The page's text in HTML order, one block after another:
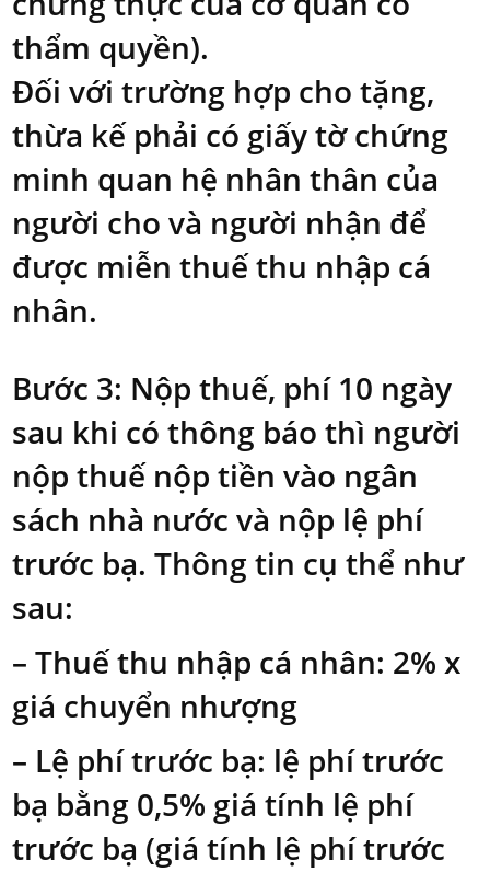
thẩm quyền).
Đối với trường hợp cho tặng,
thừa kế phải có giấy tờ chứng
minh quan hệ nhân thân của
người cho và người nhận để
được miễn thuế thu nhập cá
nhân.
Bước 3: Nộp thuế, phí 10 ngày
sau khi có thông báo thì người
nộp thuế nộp tiền vào ngân
sách nhà nước và nộp lệ phí
trước bạ. Thông tin cụ thể như
sau:
– Thuế thu nhập cá nhân: 2% x
giá chuyển nhượng
– Lệ phí trước bạ: lệ phí trước
bạ bằng 0,5% giá tính lệ phí
trước bạ (giá tính lệ phí trước